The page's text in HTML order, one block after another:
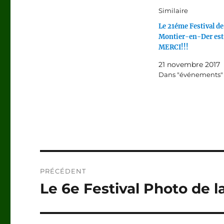
Similaire
Le 21éme Festival de
Montier-en-Der
MERCI!!!
21 novembre 2017
Dans "événements"
de
PRÉCÉDENT
Publication
Le 6e Festival Photo de